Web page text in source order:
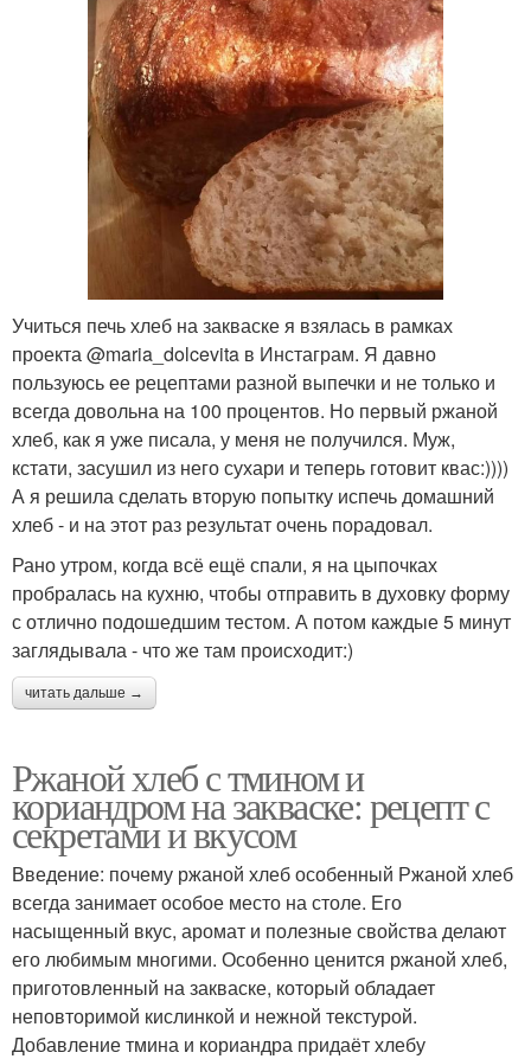
Учиться печь хлеб на закваске я взялась в рамках
проекта @maria_dolcevita в Инстаграм. Я давно
пользуюсь ее рецептами разной выпечки и не только и
всегда довольна на 100 процентов. Но первый ржаной
хлеб, как я уже писала, у меня не получился. Муж,
кстати, засушил из него сухари и теперь готовит квас:))))
А я решила сделать вторую попытку испечь домашний
хлеб - и на этот раз результат очень порадовал.
Рано утром, когда всё ещё спали, я на цыпочках
пробралась на кухню, чтобы отправить в духовку форму
с отлично подошедшим тестом. А потом каждые 5 минут
заглядывала - что же там происходит:)
читать дальше →
Ржаной хлеб с тмином и
кориандром на закваске: рецепт с
секретами и вкусом
Введение: почему ржаной хлеб особенный Ржаной хлеб
всегда занимает особое место на столе. Его
насыщенный вкус, аромат и полезные свойства делают
его любимым многими. Особенно ценится ржаной хлеб,
приготовленный на закваске, который обладает
неповторимой кислинкой и нежной текстурой.
Добавление тмина и кориандра придаёт хлебу